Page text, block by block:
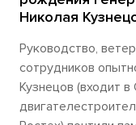
Николая
Руководство,
сотрудников
Кузнецов (входит